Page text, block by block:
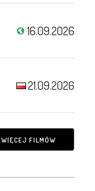
16.09.2026
21.09.2026
WIĘCEJ FILMÓW